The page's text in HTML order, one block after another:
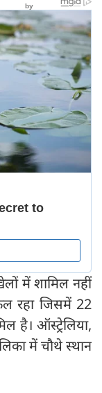
में शामिल नहीं
रहा जिसमें 22
है। ऑस्ट्रेलिया,
में चौथे स्थान